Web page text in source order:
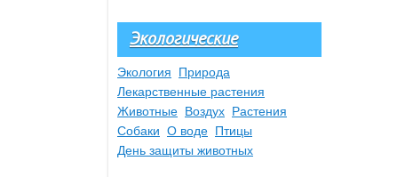
Экологические
Экология
Природа
Лекарственные растения
Животные Воздух Растения
Собаки О воде Птицы
День защиты животных